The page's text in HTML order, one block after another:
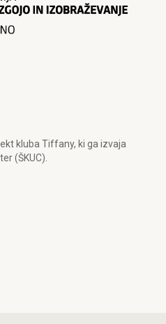
kluba Tiffany, ki ga izvaja
(ŠKUC).